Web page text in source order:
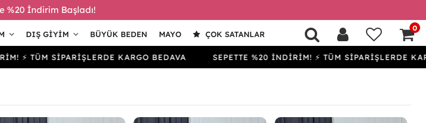
%20 İndirim Başladı!
DIŞ GIYIM BÜYÜK BEDEN MAYO ÇOK SATANLAR
0
SİPARİŞLERDE KARGO BEDAVA SEPETTE %20 İNDİRİM! ⚡ TÜM SİPARİŞLERDE KARGO